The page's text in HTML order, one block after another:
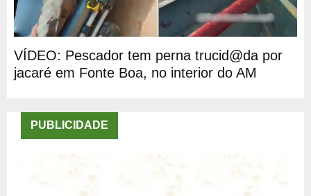
VÍDEO: Pescador tem perna trucid@da por
jacaré em Fonte Boa, no interior do AM
PUBLICIDADE